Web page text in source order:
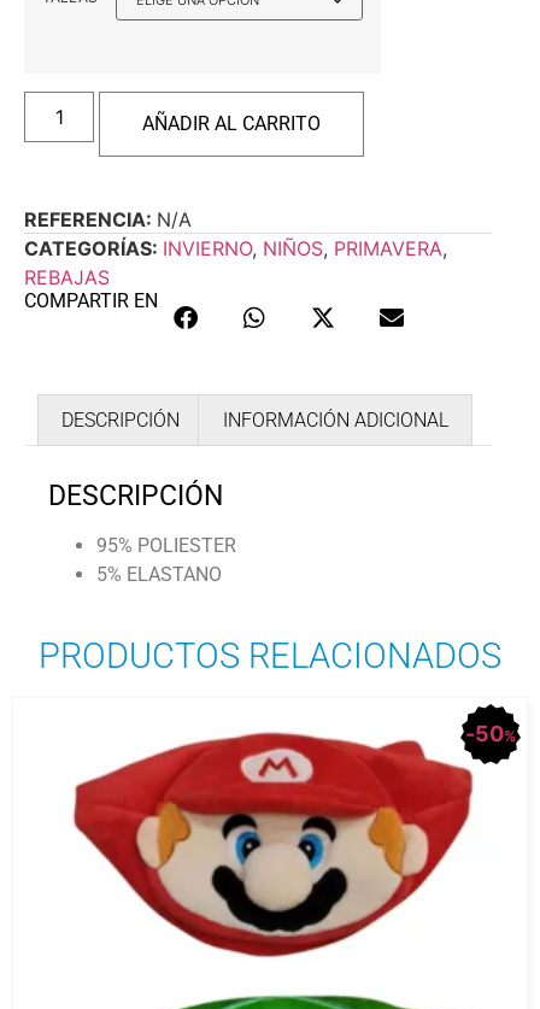
AÑADIR AL CARRITO
REFERENCIA: N/A
CATEGORÍAS: INVIERNO, NIÑOS, PRIMAVERA,
REBAJAS
COMPARTIR EN
DESCRIPCIÓN INFORMACIÓN ADICIONAL
DESCRIPCIÓN
95% POLIESTER
5% ELASTANO
PRODUCTOS RELACIONADOS
50%